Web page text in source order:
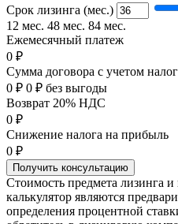
Срок лизинга (мес.)
12 мес. 48 мес. 84 мес.
Ежемесячный платеж
0 ₽
Сумма договора с учетом
0 ₽ 0 ₽ без выгоды
Возврат 20% НДС
0 ₽
Снижение налога на прибыль
0 ₽
Получить консультацию
Стоимость предмета лизинга
калькулятор являются
определения процентной